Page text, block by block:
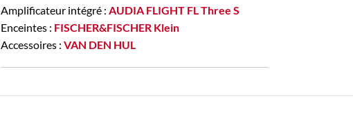
Amplificateur intégré : AUDIA FLIGHT FL Three S
Enceintes : FISCHER&FISCHER Klein
Accessoires : VAN DEN HUL